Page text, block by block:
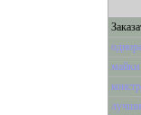
майки